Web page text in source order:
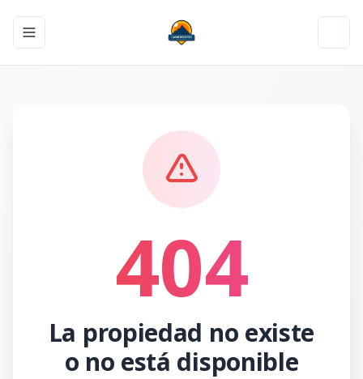
Toggle navigation menu
404
La propiedad no existe
o no está disponible